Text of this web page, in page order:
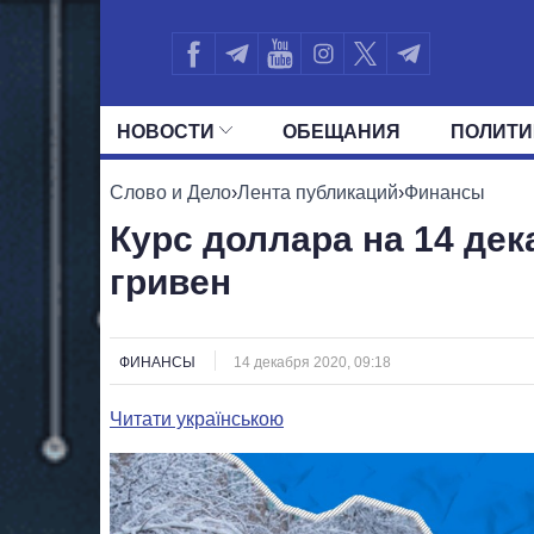
НОВОСТИ ОБЕЩАНИЯ
ВСЕ ПОЛИТИКИ ПРЕЗИДЕНТ И
Слово и Дело›Лента публикаций›Финансы
Курс доллара на 14
гривен
ФИНАНСЫ 14 декабря 2020, 09:18
Читати українською